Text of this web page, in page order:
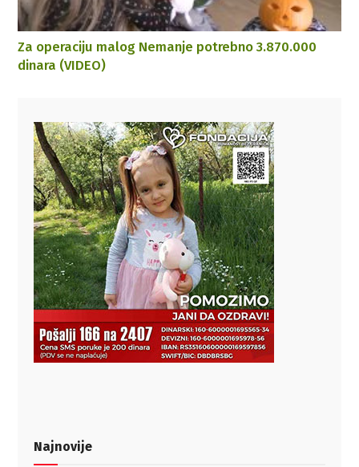
Za operaciju malog Nemanje potrebno 3.870.000
dinara (VIDEO)
Najnovije